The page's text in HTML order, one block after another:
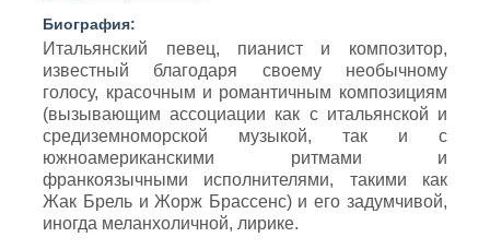
Биография:
Итальянский певец, пианист и композитор,
известный благодаря своему необычному
голосу, красочным и романтичным композициям
(вызывающим ассоциации как с итальянской и
средиземноморской музыкой, так и с
южноамериканскими ритмами и
франкоязычными исполнителями, такими как
Жак Брель и Жорж Брассенс) и его задумчивой,
иногда меланхоличной, лирике.